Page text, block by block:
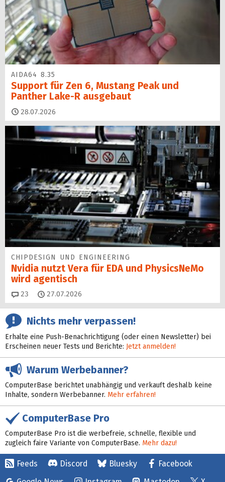
AIDA64 8.35
Support für Zen 6, Mustang Peak und
Panther Lake-R ausgebaut
28.07.2026
CHIPDESIGN UND ENGINEERING
Nvidia nutzt Vera für EDA und PhysicsNeMo
wird agentisch
23 Kommentare
27.07.2026
Nichts mehr verpassen!
Erhalte eine Push-Benachrichtigung (oder einen Newsletter) bei
Erscheinen neuer Tests und Berichte: Jetzt anmelden!
Warum Werbebanner?
ComputerBase berichtet unabhängig und verkauft deshalb keine
Inhalte, sondern Werbebanner. Mehr erfahren!
ComputerBase Pro
ComputerBase Pro ist die werbefreie, schnelle, flexible und
zugleich faire Variante von ComputerBase. Mehr dazu!
Feeds Discord Bluesky
Facebook